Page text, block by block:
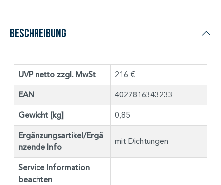
Beschreibung
UVP netto zzgl. MwSt 216 €
EAN 4027816343233
Gewicht [kg] 0,85
Ergänzungsartikel/Ergä
nzende Info
mit Dichtungen
Service Information
beachten